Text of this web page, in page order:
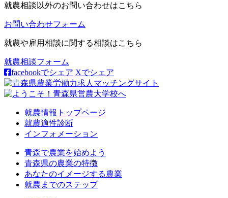
就農相談以外のお問い合わせはこちら
お問い合わせフォーム
就農や雇用相談に関する相談はこちら
就農相談フォーム
facebookでシェア Xでシェア
就農情報トップページ
就農適性診断
インフォメーション
青森で農業を始めよう
青森県の農業の特徴
あなたのイメージする農業
就農までのステップ